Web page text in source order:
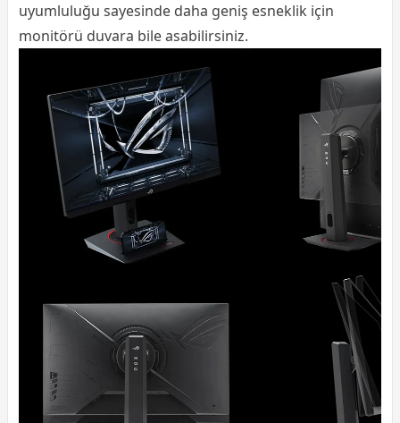
uyumluluğu sayesinde daha geniş esneklik için
monitörü duvara bile asabilirsiniz.